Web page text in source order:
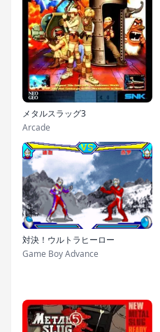
メタルスラッグ3
Arcade
対決！ウルトラヒーロー
Game Boy Advance